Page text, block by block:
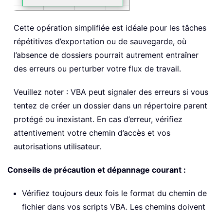
Cette opération simplifiée est idéale pour les tâches
répétitives d’exportation ou de sauvegarde, où
l’absence de dossiers pourrait autrement entraîner
des erreurs ou perturber votre flux de travail.
Veuillez noter : VBA peut signaler des erreurs si vous
tentez de créer un dossier dans un répertoire parent
protégé ou inexistant. En cas d’erreur, vérifiez
attentivement votre chemin d’accès et vos
autorisations utilisateur.
Conseils de précaution et dépannage courant :
Vérifiez toujours deux fois le format du chemin de
fichier dans vos scripts VBA. Les chemins doivent